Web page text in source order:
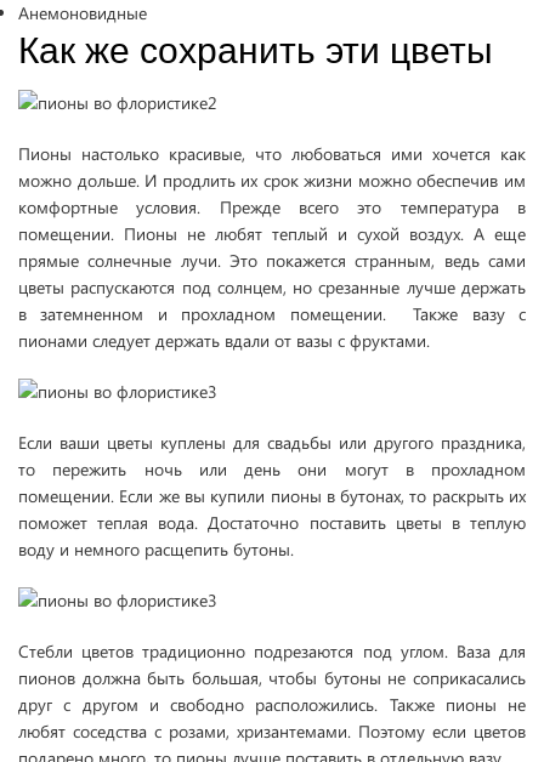
Анемоновидные
Как же сохранить эти цветы
Пионы настолько красивые, что любоваться ими хочется как
можно дольше. И продлить их срок жизни можно обеспечив им
комфортные условия. Прежде всего это температура в
помещении. Пионы не любят теплый и сухой воздух. А еще
прямые солнечные лучи. Это покажется странным, ведь сами
цветы распускаются под солнцем, но срезанные лучше держать
в затемненном и прохладном помещении. Также вазу с
пионами следует держать вдали от вазы с фруктами.
Если ваши цветы куплены для свадьбы или другого праздника,
то пережить ночь или день они могут в прохладном
помещении. Если же вы купили пионы в бутонах, то раскрыть их
поможет теплая вода. Достаточно поставить цветы в теплую
воду и немного расщепить бутоны.
Стебли цветов традиционно подрезаются под углом. Ваза для
пионов должна быть большая, чтобы бутоны не соприкасались
друг с другом и свободно расположились. Также пионы не
любят соседства с розами, хризантемами. Поэтому если цветов